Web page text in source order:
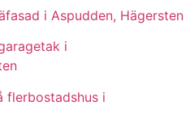
i Aspudden, Hägersten
i
flerbostadshus i